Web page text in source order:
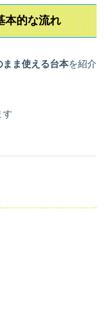
本的な流れ
まま使える台本を紹介
す